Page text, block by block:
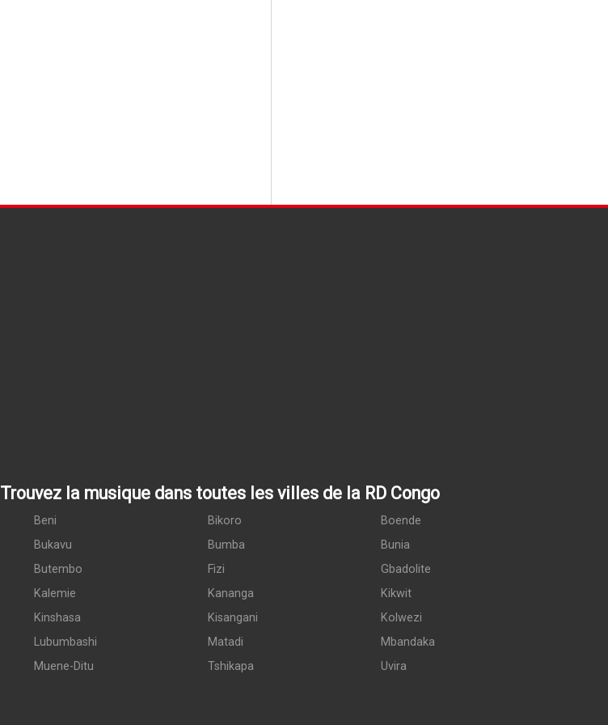
Trouvez la musique dans toutes les villes de la RD Congo
Beni Bikoro
Boende
Bukavu Bumba
Bunia
Butembo Fizi
Gbadolite
Kalemie Kananga
Kikwit
Kinshasa Kisangani
Kolwezi
Lubumbashi Matadi
Mbandaka
Muene-Ditu Tshikapa
Uvira